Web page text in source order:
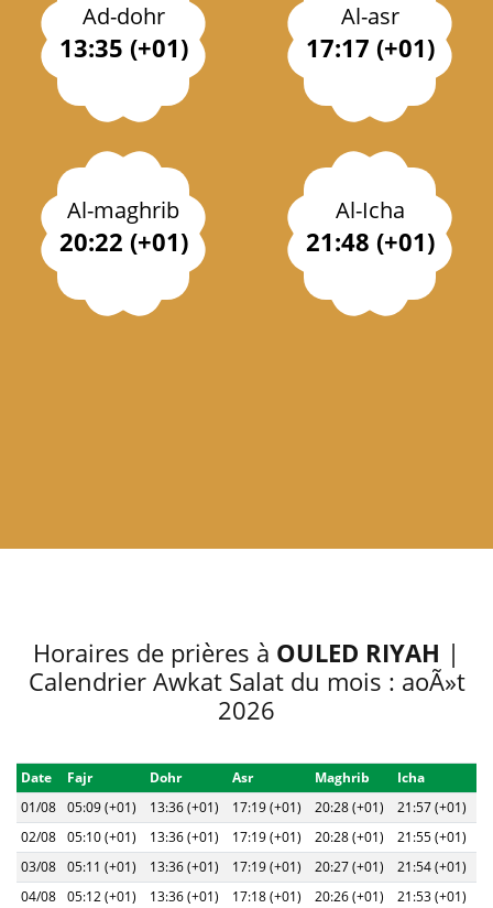
Ad-dohr
13:35 (+01)
Al-asr
17:17 (+01)
Al-maghrib
20:22 (+01)
Al-Icha
21:48 (+01)
Horaires de prières à OULED RIYAH |
Calendrier Awkat Salat du mois : aoÃ»t
2026
Date Fajr Dohr Asr Maghrib
Icha
01/08 05:09 (+01) 13:36 (+01) 17:19 (+01) 20:28 (+01)
21:57 (+01)
02/08 05:10 (+01) 13:36 (+01) 17:19 (+01) 20:28 (+01)
21:55 (+01)
03/08 05:11 (+01) 13:36 (+01) 17:19 (+01) 20:27 (+01)
21:54 (+01)
04/08 05:12 (+01) 13:36 (+01) 17:18 (+01) 20:26 (+01)
21:53 (+01)